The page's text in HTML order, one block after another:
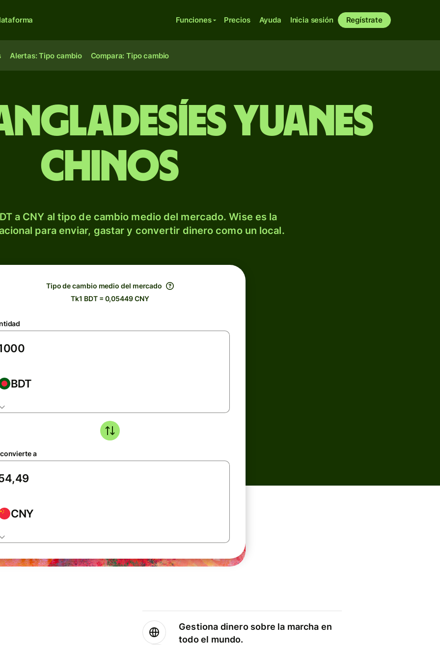
Funciones Precios Ayuda Inicia sesión Regístrate
Alertas: Tipo cambio Compara: Tipo cambio
yuanes
chinos
a CNY al tipo de cambio medio del mercado. Wise es la
para enviar, gastar y convertir dinero como un local.
Tipo de cambio medio del mercado
Tk1 BDT = 0,05449 CNY
BDT
a
CNY
Gestiona dinero sobre la marcha en
todo el mundo.